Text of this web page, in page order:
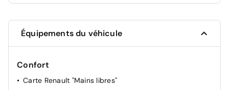
numérique 10"
Sans pack connected driving, inclus pendant
5 ans
--
Sans pack contrôle à distance (via
l’application My Renault), inclus pendant 5
ans
Équipements du véhicule
Confort
Carte Renault "Mains libres"